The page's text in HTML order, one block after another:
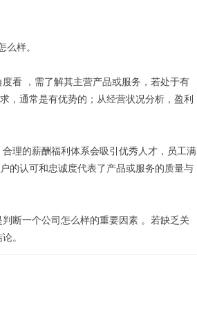
样。
看 ，需了解其主营产品或服务，若处于有
，通常是有优势的；从经营状况分析，盈利
理的薪酬福利体系会吸引优秀人才，员工满
的认可和忠诚度代表了产品或服务的质量与
断一个公司怎么样的重要因素 。若缺乏关
论。